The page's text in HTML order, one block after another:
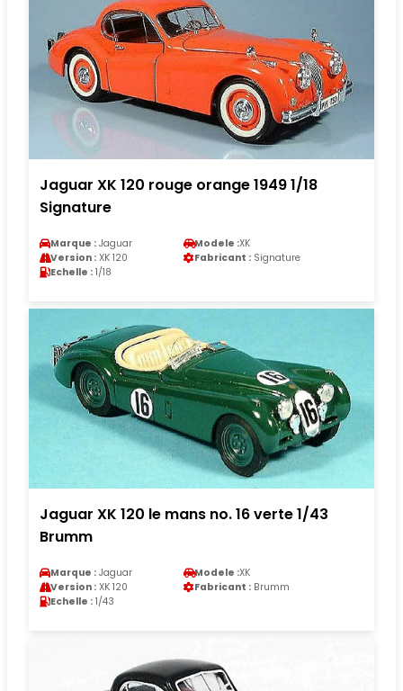
Jaguar XK 120 rouge orange 1949 1/18
Signature
Marque : Jaguar Modele :XK
Version : XK 120 Fabricant : Signature
Echelle : 1/18
Jaguar XK 120 le mans no. 16 verte 1/43
Brumm
Marque : Jaguar Modele :XK
Version : XK 120 Fabricant : Brumm
Echelle : 1/43